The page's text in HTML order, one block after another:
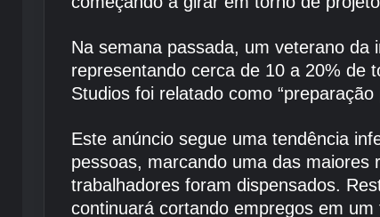
Na semana passada, um veterano da
representando cerca de 10 a 20% de
Studios foi relatado como “preparação
Este anúncio segue uma tendência
pessoas, marcando uma das maiores
trabalhadores foram dispensados.
continuará cortando empregos em um